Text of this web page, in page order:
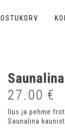
OSTUKORV
27.00 €
Ilus ja pehme
Saunalina